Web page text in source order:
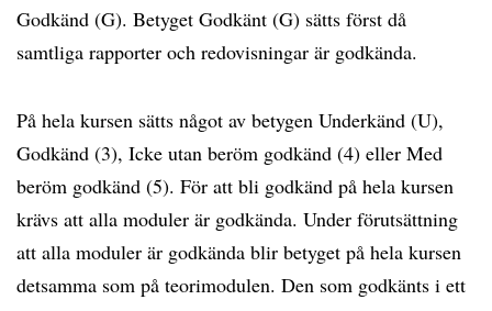
Godkänd (G). Betyget Godkänt (G) sätts först då
samtliga rapporter och redovisningar är godkända.
På hela kursen sätts något av betygen Underkänd (U),
Godkänd (3), Icke utan beröm godkänd (4) eller Med
beröm godkänd (5). För att bli godkänd på hela kursen
krävs att alla moduler är godkända. Under förutsättning
att alla moduler är godkända blir betyget på hela kursen
detsamma som på teorimodulen. Den som godkänts i ett